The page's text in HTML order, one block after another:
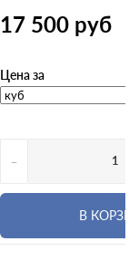
17 500 руб
Цена за
-
В